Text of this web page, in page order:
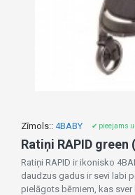
Zīmols:: 4BABY ✔ pieejams
Ratiņi RAPID green
Ratiņi RAPID ir ikonisko
daudzus gadus ir sevi labi
pielāgots bērniem, kas sver